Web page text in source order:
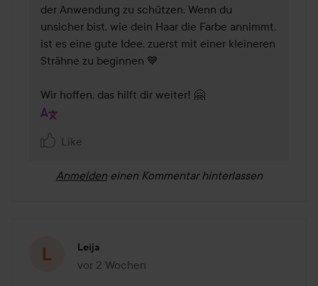
der Anwendung zu schützen. Wenn du
unsicher bist, wie dein Haar die Farbe annimmt,
ist es eine gute Idee, zuerst mit einer kleineren
Strähne zu beginnen 💙
Wir hoffen, das hilft dir weiter! 🤗
Like
Anmelden einen Kommentar hinterlassen
Leija
vor 2 Wochen
Der Beitrag wurde vor 2 Wochen erstellt